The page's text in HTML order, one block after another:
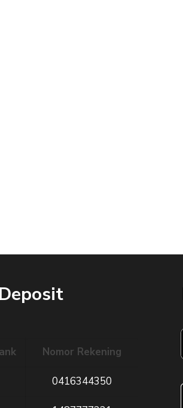
Nomor Rekening
0416344350